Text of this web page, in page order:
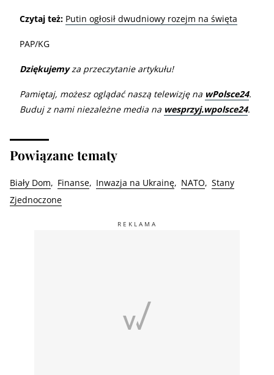
Czytaj też: Putin ogłosił dwudniowy rozejm na święta
PAP/KG
Dziękujemyza przeczytanie artykułu!
Pamiętaj, możesz oglądać naszą telewizję na wPolsce24.
Buduj z nami niezależne media na wesprzyj.wpolsce24.
Powiązane tematy
Biały Dom Finanse Inwazja na Ukrainę NATO
Stany
Zjednoczone